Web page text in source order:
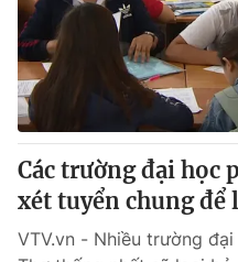
Các trường đại học
xét tuyển chung để
VTV.vn - Nhiều trường